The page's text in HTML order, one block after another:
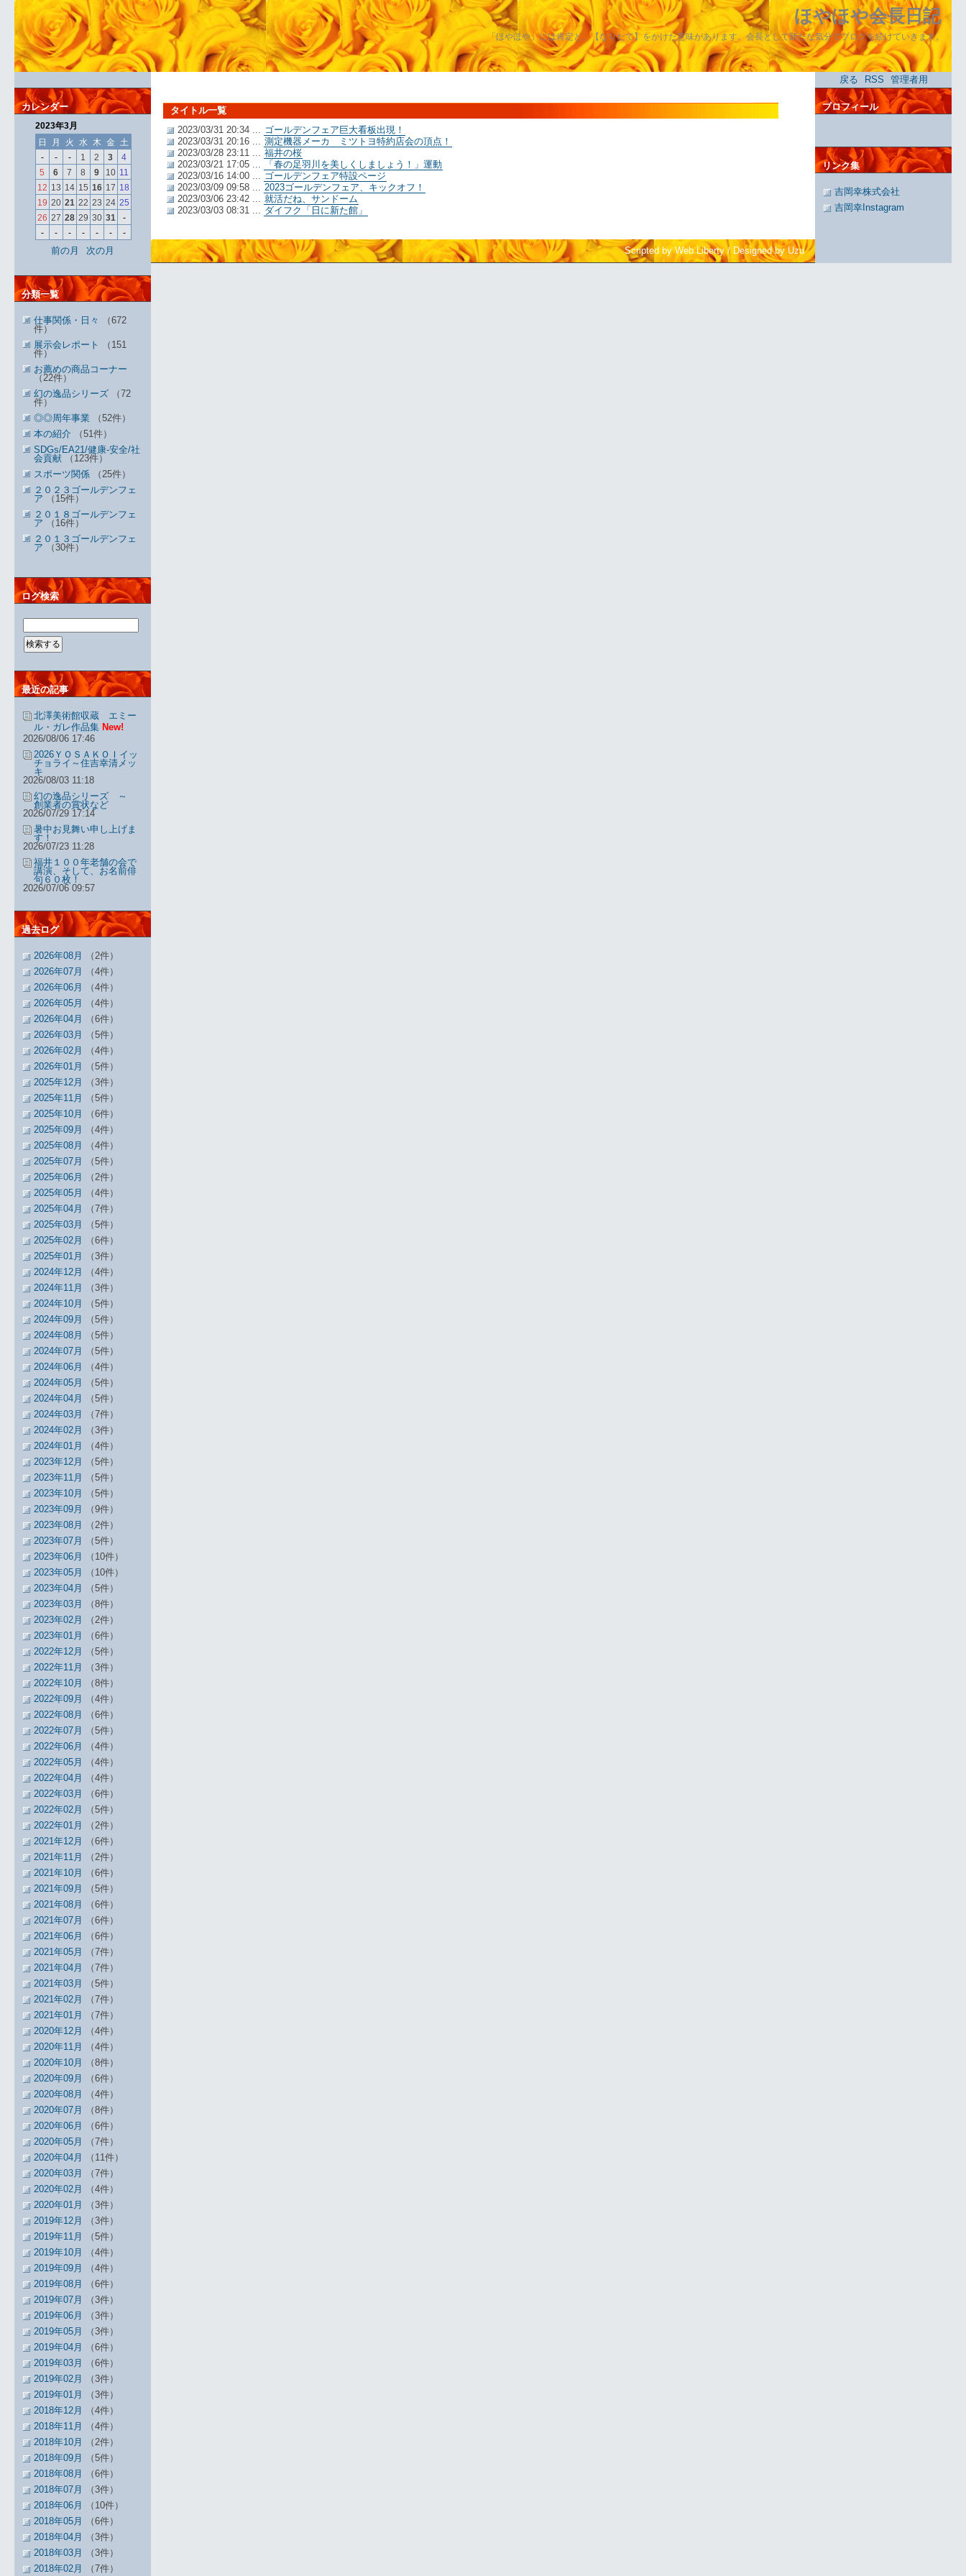
ほやほや会長日記
「ほやほや」には肯定と、【なりたて】をかけた意味があります。会長として新たな気分でブログを続けていきます。
戻る RSS 管理者用
タイトル一覧
2023/03/31 20:34 ... ゴールデンフェア巨大看板出現！
2023/03/31 20:16 ... 測定機器メーカ ミツトヨ特約店会の頂点！
2023/03/28 23:11 ... 福井の桜
2023/03/21 17:05 ...
「春の足羽川を美しくしましょう！」運動
2023/03/16 14:00 ... ゴールデンフェア特設ページ
2023/03/09 09:58 ... 2023ゴールデンフェア、キックオフ！
2023/03/06 23:42 ... 就活だね、サンドーム
2023/03/03 08:31 ... ダイフク「日に新た館」
カレンダー
2023年3月
日
月 火 水 木 金 土
-
- - 1 2 3
4
5
6 7 8 9 10 11
12 13 14 15 16 17 18
19 20 21 22 23 24 25
26 27 28 29 30 31
-
-
- - - - - -
前の月 次の月
分類一覧
仕事関係・日々
（672
件）
展示会レポート
（151
件）
お薦めの商品コーナー
（22件）
幻の逸品シリーズ （72
件）
◎◎周年事業 （52件）
本の紹介 （51件）
SDGs/EA21/健康-安全/社
会貢献 （123件）
スポーツ関係 （25件）
２０２３ゴールデンフェ
ア （15件）
２０１８ゴールデンフェ
ア （16件）
２０１３ゴールデンフェ
ア （30件）
ログ検索
最近の記事
北澤美術館収蔵 エミー
ル・ガレ作品集 New!
2026/08/06 17:46
2026ＹＯＳＡＫＯＩイッ
チョライ～住吉幸清メッ
キ
2026/08/03 11:18
幻の逸品シリーズ ～
創業者の賞状など
2026/07/29 17:14
暑中お見舞い申し上げま
す！
2026/07/23 11:28
福井１００年老舗の会で
講演、そして、お名前俳
句６０枚！
2026/07/06 09:57
過去ログ
2026年08月
（2件）
2026年07月
（4件）
2026年06月
（4件）
2026年05月
（4件）
2026年04月
（6件）
2026年03月
（5件）
2026年02月
（4件）
2026年01月
（5件）
2025年12月
（3件）
2025年11月
（5件）
2025年10月
（6件）
2025年09月
（4件）
2025年08月
（4件）
2025年07月
（5件）
2025年06月
（2件）
2025年05月
（4件）
2025年04月
（7件）
2025年03月
（5件）
2025年02月
（6件）
2025年01月
（3件）
2024年12月
（4件）
2024年11月
（3件）
2024年10月
（5件）
2024年09月
（5件）
2024年08月
（5件）
2024年07月
（5件）
2024年06月
（4件）
2024年05月
（5件）
2024年04月
（5件）
2024年03月
（7件）
2024年02月
（3件）
2024年01月
（4件）
2023年12月
（5件）
2023年11月
（5件）
2023年10月
（5件）
2023年09月
（9件）
2023年08月
（2件）
2023年07月
（5件）
2023年06月
（10件）
2023年05月
（10件）
2023年04月
（5件）
2023年03月
（8件）
2023年02月
（2件）
2023年01月
（6件）
2022年12月
（5件）
2022年11月
（3件）
2022年10月
（8件）
2022年09月
（4件）
2022年08月
（6件）
2022年07月
（5件）
2022年06月
（4件）
2022年05月
（4件）
2022年04月
（4件）
2022年03月
（6件）
2022年02月
（5件）
2022年01月
（2件）
2021年12月
（6件）
2021年11月
（2件）
2021年10月
（6件）
2021年09月
（5件）
2021年08月
（6件）
2021年07月
（6件）
2021年06月
（6件）
2021年05月
（7件）
2021年04月
（7件）
2021年03月
（5件）
2021年02月
（7件）
2021年01月
（7件）
2020年12月
（4件）
2020年11月
（4件）
2020年10月
（8件）
2020年09月
（6件）
2020年08月
（4件）
2020年07月
（8件）
2020年06月
（6件）
2020年05月
（7件）
2020年04月
（11件）
2020年03月
（7件）
2020年02月
（4件）
2020年01月
（3件）
2019年12月
（3件）
2019年11月
（5件）
2019年10月
（4件）
2019年09月
（4件）
2019年08月
（6件）
2019年07月
（3件）
2019年06月
（3件）
2019年05月
（3件）
2019年04月
（6件）
2019年03月
（6件）
2019年02月
（3件）
2019年01月
（3件）
2018年12月
（4件）
2018年11月
（4件）
2018年10月
（2件）
2018年09月
（5件）
2018年08月
（6件）
2018年07月
（3件）
2018年06月
（10件）
2018年05月
（6件）
2018年04月
（3件）
2018年03月
（3件）
2018年02月
（7件）
プロフィール
リンク集
吉岡幸株式会社
吉岡幸Instagram
Scripted by Web Liberty/ Designed by Uzu